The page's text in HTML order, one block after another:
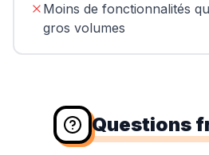
Moins de fonctionnalités
gros volumes
Questions